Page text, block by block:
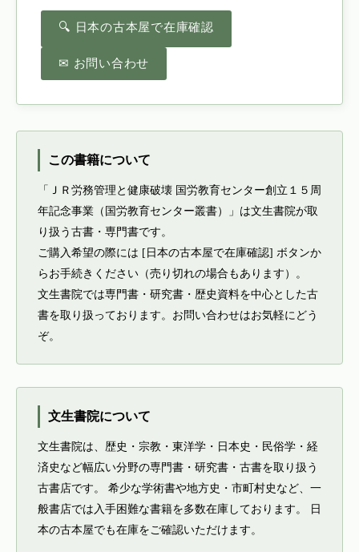
🔍 日本の古本屋で在庫確認
✉ お問い合わせ
この書籍について
「ＪＲ労務管理と健康破壊 国労教育センター創立１５周
年記念事業（国労教育センター叢書）」は文生書院が取
り扱う古書・専門書です。
ご購入希望の際には [日本の古本屋で在庫確認] ボタンか
らお手続きください（売り切れの場合もあります）。
文生書院では専門書・研究書・歴史資料を中心とした古
書を取り扱っております。お問い合わせはお気軽にどう
ぞ。
文生書院について
文生書院は、歴史・宗教・東洋学・日本史・民俗学・経
済史など幅広い分野の専門書・研究書・古書を取り扱う
古書店です。 希少な学術書や地方史・市町村史など、一
般書店では入手困難な書籍を多数在庫しております。 日
本の古本屋でも在庫をご確認いただけます。